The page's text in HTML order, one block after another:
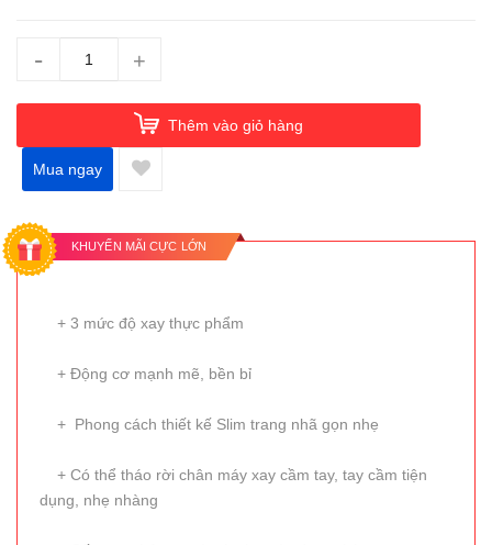
- +
Thêm vào giỏ hàng
Mua ngay
KHUYẾN MÃI CỰC LỚN
+ 3 mức độ xay thực phẩm
+ Động cơ mạnh mẽ, bền bỉ
+ Phong cách thiết kế Slim trang nhã gọn nhẹ
+ Có thể tháo rời chân máy xay cầm tay, tay cầm tiện
dụng, nhẹ nhàng